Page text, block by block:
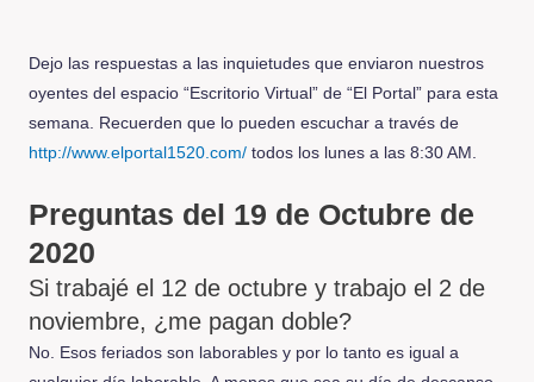
Dejo las respuestas a las inquietudes que enviaron nuestros
oyentes del espacio “Escritorio Virtual” de “El Portal” para esta
semana. Recuerden que lo pueden escuchar a través de
http://www.elportal1520.com/ todos los lunes a las 8:30 AM.
Preguntas del 19 de Octubre de
2020
Si trabajé el 12 de octubre y trabajo el 2 de
noviembre, ¿me pagan doble?
No. Esos feriados son laborables y por lo tanto es igual a